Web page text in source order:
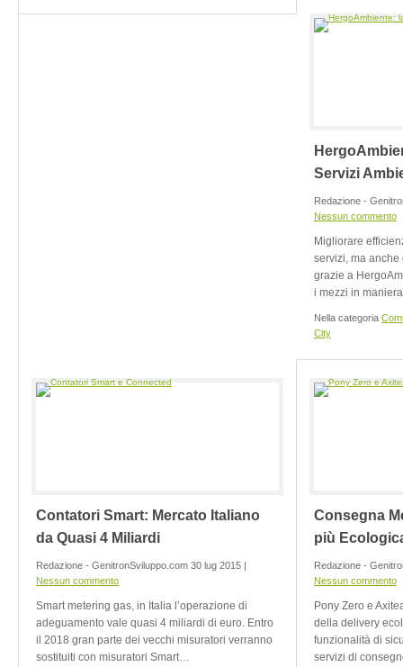
Servizi
Redazione -
Nessun commento
Migliorare
servizi, ma anche
grazie a
i mezzi in
Nella categoria
City
Contatori Smart: Mercato Italiano
da Quasi 4 Miliardi
Redazione - GenitronSviluppo.com 30 lug 2015 |
Nessun commento
Smart metering gas, in Italia l’operazione di
adeguamento vale quasi 4 miliardi di euro. Entro
il 2018 gran parte dei vecchi misuratori verranno
sostituiti con misuratori Smart…
Consegna
più
Redazione -
Nessun commento
Pony Zero e
della delivery
funzionalità di
servizi di